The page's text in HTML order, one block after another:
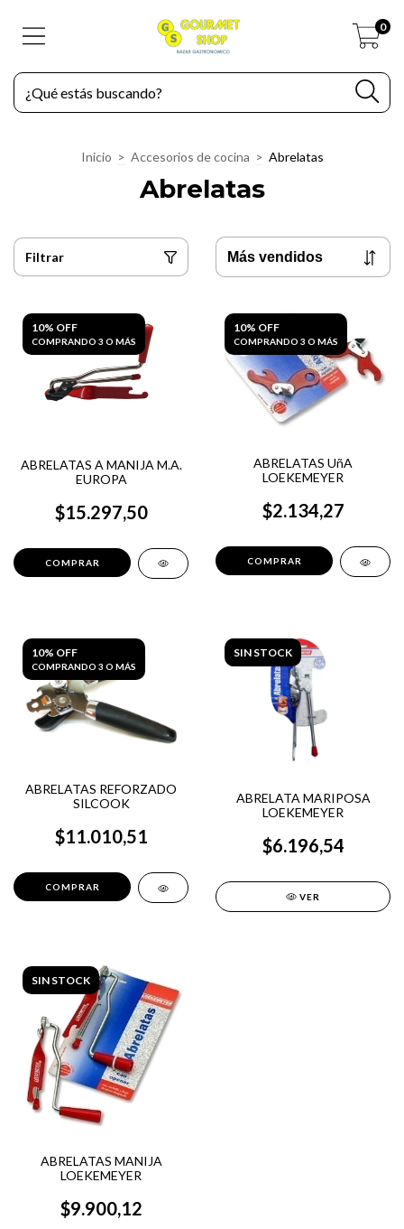
0
Inicio > Accesorios de cocina > Abrelatas
Abrelatas
Filtrar
10% OFF
COMPRANDO 3 O MÁS
ABRELATAS A MANIJA M.A.
EUROPA
$15.297,50
10% OFF
COMPRANDO 3 O MÁS
ABRELATAS UñA
LOEKEMEYER
$2.134,27
10% OFF
COMPRANDO 3 O MÁS
ABRELATAS REFORZADO
SILCOOK
$11.010,51
SIN STOCK
ABRELATA MARIPOSA
LOEKEMEYER
$6.196,54
VER
SIN STOCK
ABRELATAS MANIJA
LOEKEMEYER
$9.900,12